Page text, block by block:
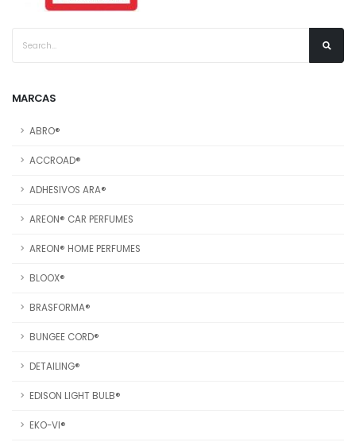
MARCAS
ABRO®
ACCROAD®
ADHESIVOS ARA®
AREON® CAR PERFUMES
AREON® HOME PERFUMES
BLOOX®
BRASFORMA®
BUNGEE CORD®
DETAILING®
EDISON LIGHT BULB®
EKO-VI®